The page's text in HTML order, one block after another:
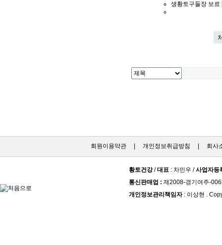
생황토구들장 보료
회원이용약관| 개인정보취급방침 회사
황토건강/대표 : 차민우 /사업자등
통신판매업 : 제2008-경기여주-
개인정보관리책임자: 이상현 .